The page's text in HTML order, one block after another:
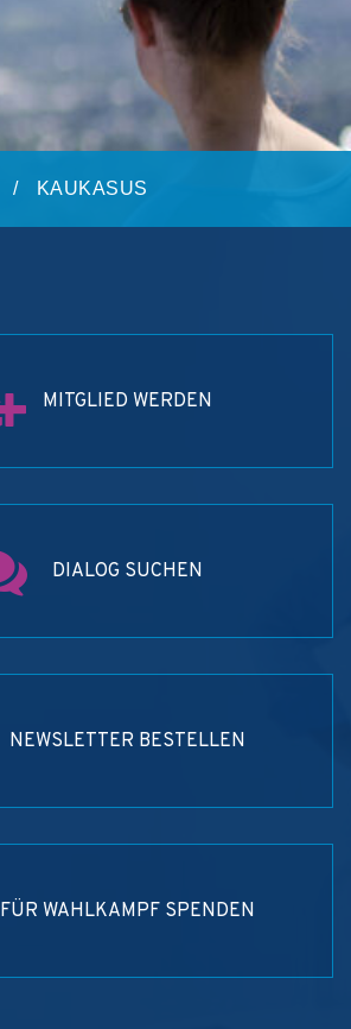
KAUKASUS
MITGLIED WERDEN
DIALOG SUCHEN
NEWSLETTER BESTELLEN
FÜR WAHLKAMPF SPENDEN